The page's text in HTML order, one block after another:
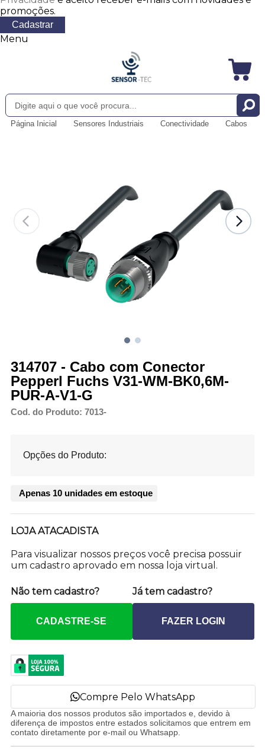
promoções.
Cadastrar
Menu
Página Inicial Sensores Industriais Conectividade Cabos
314707 - Cabo com Conector
Pepperl Fuchs V31-WM-BK0,6M-
PUR-A-V1-G
Cod. do Produto: 7013-
Opções do Produto:
Apenas 10 unidades em estoque
LOJA ATACADISTA
Para visualizar nossos preços você precisa possuir
um cadastro aprovado em nossa loja virtual.
Não tem cadastro?
CADASTRE-SE
Já tem cadastro?
FAZER LOGIN
Compre Pelo WhatsApp
A maioria dos nossos produtos são importados e, devido à
diferença de impostos entre estados solicitamos que entrem em
contato diretamente por e-mail ou Whatsapp.